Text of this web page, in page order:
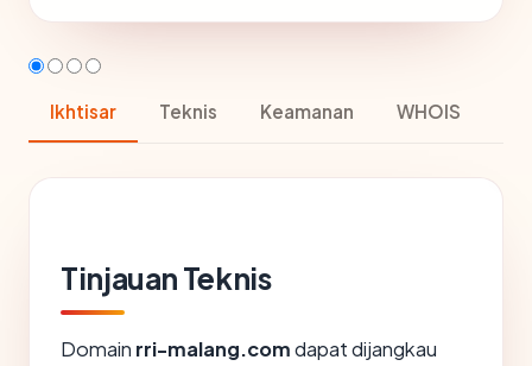
Ikhtisar Teknis Keamanan WHOIS
Tinjauan Teknis
Domain rri-malang.comdapat dijangkau